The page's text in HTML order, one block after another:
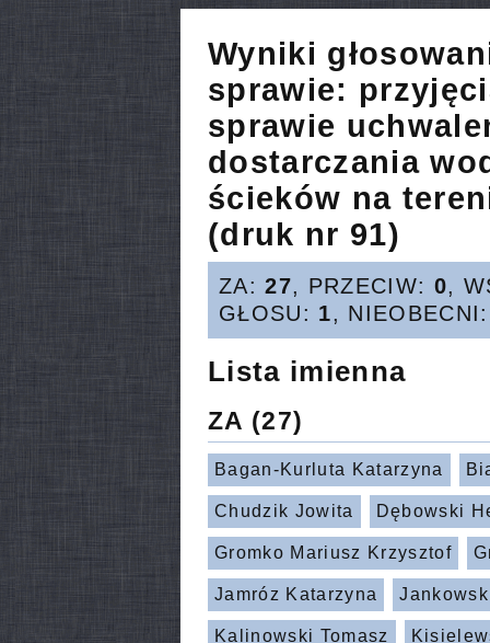
Wyniki
sprawie:
sprawie
dostarczania
ścieków na
(druk nr 91)
ZA:27, PRZECIW: 0,
GŁOSU: 1,
Lista imienna
ZA (27)
Bagan-Kurluta Katarzyna
Chudzik Jowita Dębowski
Gromko Mariusz Krzysztof
Jamróz Katarzyna
Kalinowski Tomasz